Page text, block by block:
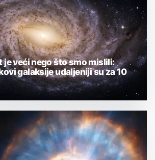
je veći nego što smo mislili:
galaksije udaljeniji su za 10